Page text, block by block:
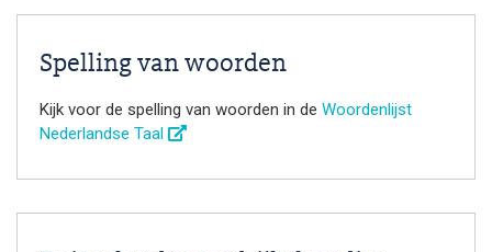
Spelling van woorden
Kijk voor de spelling van woorden in de Woordenlijst
Nederlandse Taal